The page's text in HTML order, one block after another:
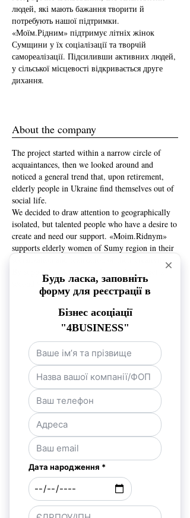
людей, які мають бажання творити й
потребують нашої підтримки.
«Моїм.Рідним» підтримує літніх жінок
Сумщини у їх соціалізації та творчій
самореалізації. Підсиливши активних людей,
у сільської місцевості відкривається друге
дихання.
About the company
The project started within a narrow circle of
acquaintances, then we looked around and
noticed a general trend that, upon retirement,
elderly people in Ukraine find themselves out of
social life.
We decided to draw attention to geographically
isolated, but talented people who have a desire to
create and need our support. «Moim.Ridnym»
supports elderly women of Sumy region in their
socialization and realization of their creativity.
By supporting active people, rural areas get a
second wind.